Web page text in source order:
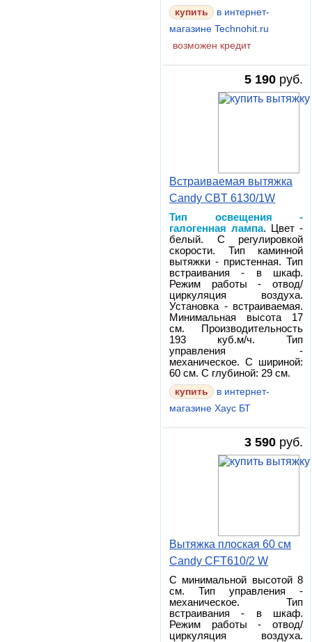
в интернет-
магазине Technohit.ru
возможен кредит
5 190 руб.
Встраиваемая вытяжка
Candy CBT 6130/1W
Тип освещения -
галогенная лампа. Цвет -
белый. С регулировкой
скорости. Тип каминной
вытяжки - пристенная. Тип
встраивания - в шкаф.
Режим работы - отвод/
циркуляция воздуха.
Установка - встраиваемая.
Минимальная высота 17
см. Производительность
193 куб.м/ч. Тип
управления -
механическое. С шириной:
60 см. С глубиной: 29 см.
в интернет-
магазине Хаус БТ
3 590 руб.
Вытяжка плоская 60 см
Candy CFT610/2 W
С минимальной высотой 8
см. Тип управления -
механическое. Тип
встраивания - в шкаф.
Режим работы - отвод/
циркуляция воздуха.